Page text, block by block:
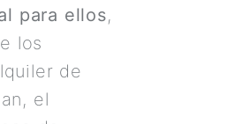
para ellos,
los
de
el